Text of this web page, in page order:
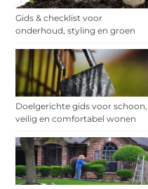
Gids & checklist voor
onderhoud, styling en groen
Doelgerichte gids voor schoon,
veilig en comfortabel wonen